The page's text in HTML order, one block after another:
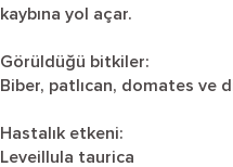
kaybına yol açar.
Görüldüğü bitkiler:
Biber, patlıcan, domates ve
Hastalık etkeni:
Leveillula taurica